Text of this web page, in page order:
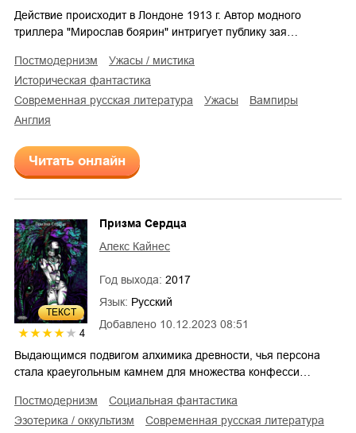
Действие происходит в Лондоне 1913 г. Автор модного
триллера "Мирослав боярин" интригует публику зая…
постмодернизм
ужасы / мистика
историческая фантастика
современная русская литература
ужасы
вампиры
Англия
Читать онлайн
ТЕКСТ
4
Добавлено 10.12.2023 08:51
Призма Сердца
Алекс Кайнес
Год выхода: 2017
Язык: Русский
Выдающимся подвигом алхимика древности, чья персона
стала краеугольным камнем для множества конфесси…
постмодернизм
социальная фантастика
эзотерика / оккультизм
современная русская литература